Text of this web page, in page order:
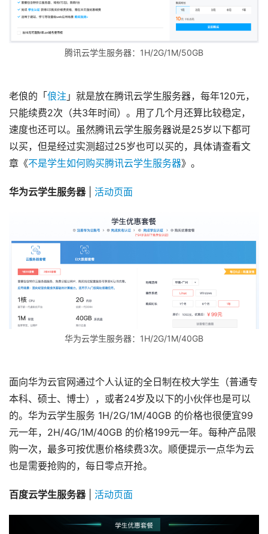
腾讯云学生服务器：1H/2G/1M/50GB
老俍的「俍注 」就是放在腾讯云学生服务器，每年120元，
只能续费2次（共3年时间）。用了几个月还算比较稳定，
速度也还可以。虽然腾讯云学生服务器说是25岁以下都可
以买，但是经过实测超过25岁也可以买的，具体请查看文
章《不是学生如何购买腾讯云学生服务器》。
华为云学生服务器 | 活动页面
华为云学生服务器：1H/2G/1M/40GB
面向华为云官网通过个人认证的全日制在校大学生（普通专
本科、硕士、博士），或者24岁及以下的小伙伴也是可以
的。华为云学生服务 1H/2G/1M/40GB 的价格也很便宜99
元一年，2H/4G/1M/40GB 的价格199元一年。每种产品限
购一次，最多可按优惠价格续费3次。顺便提示一点华为云
也是需要抢购的，每日零点开抢。
百度云学生服务器 | 活动页面